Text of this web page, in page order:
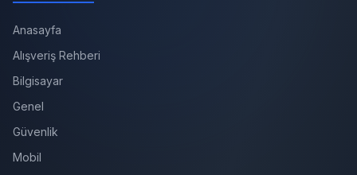
Anasayfa
Alışveriş Rehberi
Bilgisayar
Genel
Güvenlik
Mobil